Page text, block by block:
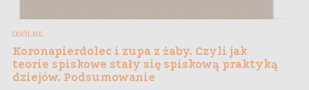
OGÓLNE
Koronapierdolec i zupa z żaby. Czyli jak
teorie spiskowe stały się spiskową praktyką
dziejów. Podsumowanie